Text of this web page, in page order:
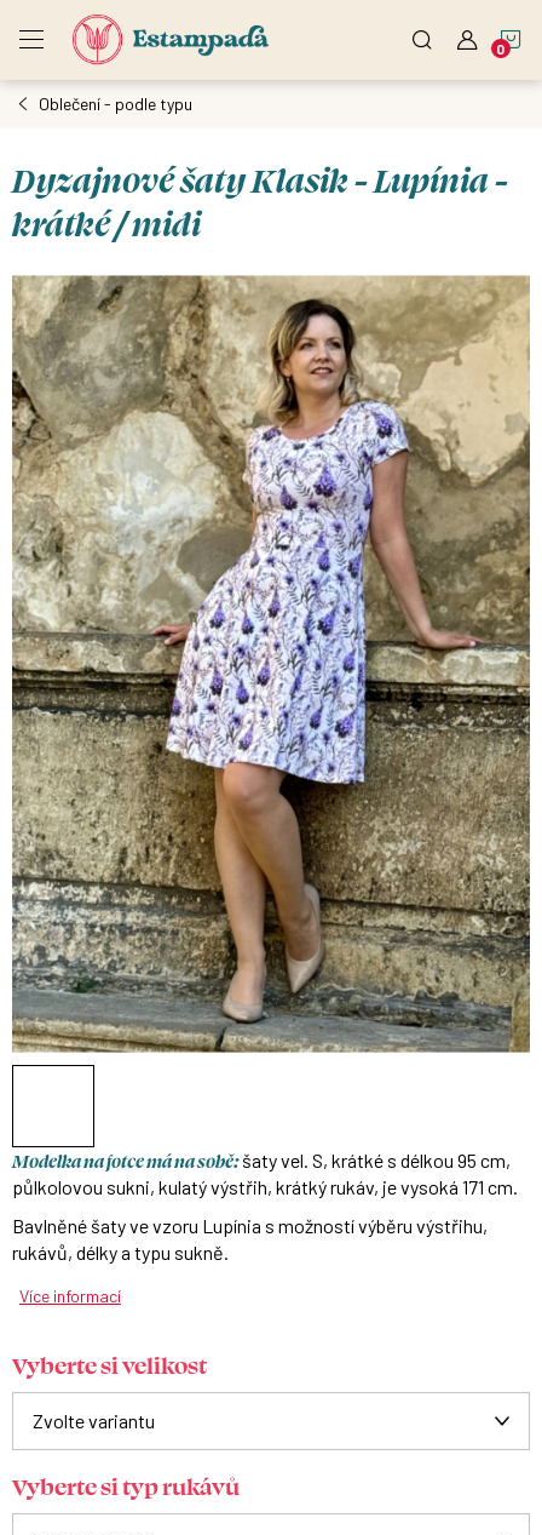
Oblečení - podle typu
Dyzajnové šaty Klasik - Lupínia -
krátké / midi
Modelka na fotce má na sobě:šaty vel. S, krátké s délkou 95 cm,
půlkolovou sukni, kulatý výstřih, krátký rukáv, je vysoká 171 cm.
Bavlněné šaty ve vzoru Lupínia s možností výběru výstřihu,
rukávů, délky a typu sukně.
Více informací
Vyberte si velikost
Vyberte si typ rukávů